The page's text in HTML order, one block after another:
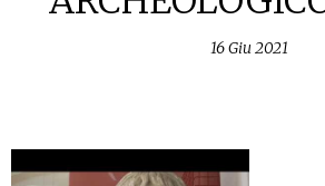
16Giu2021